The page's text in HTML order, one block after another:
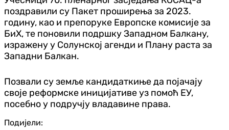
поздравили су Пакет проширења за 2023.
годину, као и препоруке Европске комисије за
БиХ, те поновили подршку Западном Балкану,
изражену у Солунској агенди и Плану раста за
Западни Балкан.
Позвали су земље кандидаткиње да појачају
своје реформске иницијативе уз помоћ ЕУ,
посебно у подручју владавине права.
Подијели: